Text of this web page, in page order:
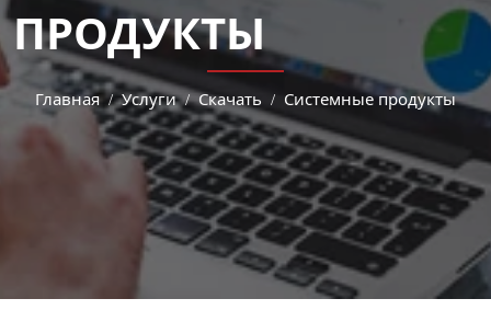
ПРОДУКТЫ
Главная Услуги Скачать Системные продукты